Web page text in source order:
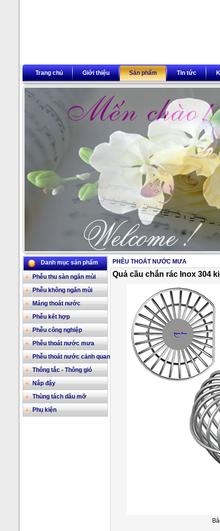
Trang chủ Giới thiệu Sản phẩm Tin tức
2/17
Danh mục sản phẩm
Phễu thu sàn ngăn mùi
Phễu không ngăn mùi
Máng thoát nước
Phễu kết hợp
Phễu công nghiệp
Phễu thoát nước mưa
Phễu thoát nước cảnh quan
Thông tắc - Thông gió
Nắp đậy
Thùng tách dầu mỡ
Phụ kiện
PHỄU THOÁT NƯỚC MƯA
Quả cầu chắn rác Inox 304